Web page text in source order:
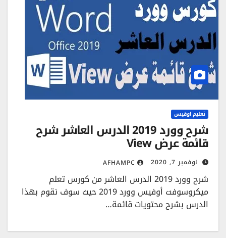
تعليم اوفيس
شرح وورد 2019 الدرس العاشر شرح
قائمة عرض View
نوفمبر 7, 2020 AFHAMPC
شرح وورد 2019 الدرس العاشر من كورس تعلم
ميكروسوفت أوفيس وورد 2019 حيث سوف نقوم بهذا
الدرس بشرح محتويات قائمة…